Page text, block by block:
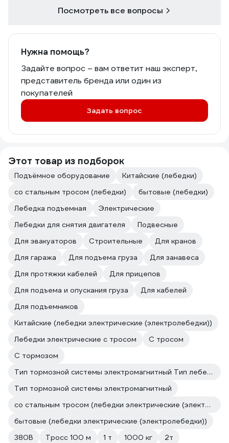
Посмотреть все вопросы
Нужна помощь?
Задайте вопрос – вам ответит наш эксперт,
представитель бренда или один из
покупателей
Задать вопрос
Этот товар из подборок
Подъёмное оборудование
Китайские (лебедки)
со стальным тросом (лебедки)
бытовые (лебедки)
Лебедка подъемная
Электрические
Лебедки для снятия двигателя
Подвесные
Для эвакуаторов
Строительные
Для кранов
Для гаража
Для подъема груза
Для занавеса
Для протяжки кабелей
Для прицепов
Для подъема и опускания груза
Для кабелей
Для подъемников
Китайские (лебедки электрические (электролебедки))
Лебедки электрические с тросом
С тросом
С тормозом
Тип тормозной системы электромагнитный Тип лебедки электрическая
Тип тормозной системы электромагнитный
со стальным тросом (лебедки электрические (электролебедки))
бытовые (лебедки электрические (электролебедки))
380В
Тросс 100 м 1 т 1000 кг
2т